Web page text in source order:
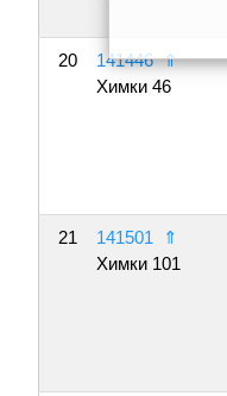
20 141446 ⇑
Химки 46
21 141501
⇑
Химки 101